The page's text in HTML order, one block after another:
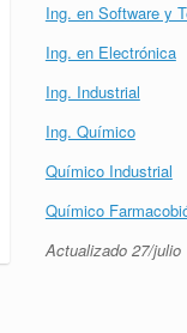
Ing. en Software y
Ing. en Electrónica
Ing. Industrial
Ing. Químico
Químico Industrial
Químico
Actualizado 27/julio